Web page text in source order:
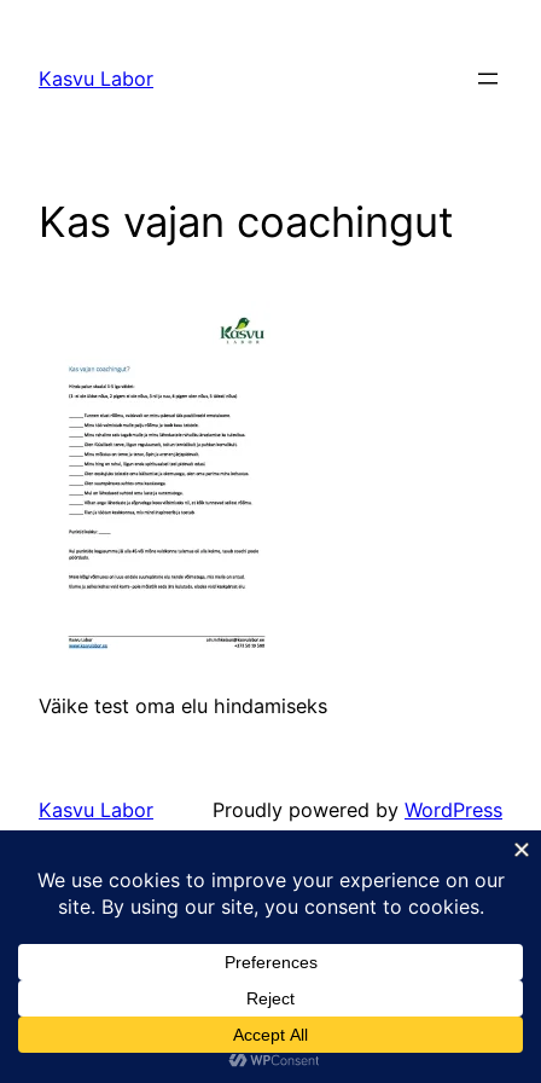
juurde
Kasvu Labor
Kas vajan coachingut
Väike test oma elu hindamiseks
Kasvu Labor Proudly powered by WordPress